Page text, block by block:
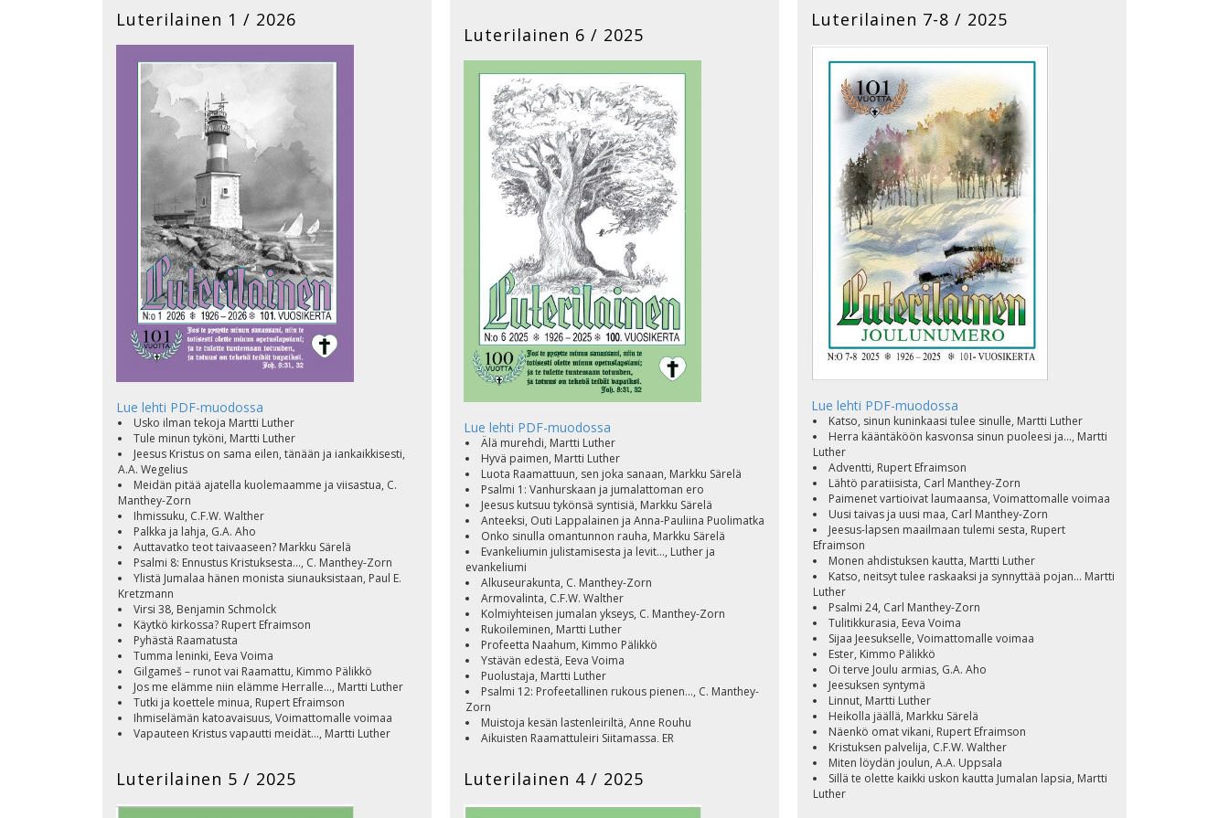
Kansi, Kalasaalis, Kimmo Pälikkö
Luterilainen 2026
Kansi, Korpit ruokkivat Eliaa, Kimmo Pälikkö
Luterilainen 2026
Kansi, profeetta Elia, Elisa ja tuliset vaunut, Kimmo
Luterilainen 1 / 2026
Lue lehti PDF-muodossa
Usko ilman tekoja Martti Luther
Tule minun tyköni, Martti Luther
Jeesus Kristus on sama eilen, tänään ja iankaikkisesti,
A.A. Wegelius
Meidän pitää ajatella kuolemaamme ja viisastua, C.
Manthey-Zorn
Ihmissuku, C.F.W. Walther
Palkka ja lahja, G.A. Aho
Auttavatko teot taivaaseen? Markku Särelä
Psalmi 8: Ennustus Kristuksesta..., C. Manthey-Zorn
Ylistä Jumalaa hänen monista siunauksistaan, Paul E.
Kretzmann
Virsi 38, Benjamin Schmolck
Käytkö kirkossa? Rupert Efraimson
Pyhästä Raamatusta
Tumma leninki, Eeva Voima
Gilgameš – runot vai Raamattu, Kimmo Pälikkö
Jos me elämme niin elämme Herralle..., Martti Luther
Tutki ja koettele minua, Rupert Efraimson
Ihmiselämän katoavaisuus, Voimattomalle voimaa
Vapauteen Kristus vapautti meidät..., Martti Luther
Kansi, Majakka, Kimmo Pälikkö
Luterilainen 2026
Luterilainen 7-8 / 2025
Lue lehti PDF-muodossa
Katso, sinun kuninkaasi tulee sinulle, Martti Luther
Herra kääntäköön kasvonsa sinun puoleesi ja..., Martti
Luther
Adventti, Rupert Efraimson
Lähtö paratiisista, Carl Manthey-Zorn
Paimenet vartioivat laumaansa, Voimattomalle voimaa
Uusi taivas ja uusi maa, Carl Manthey-Zorn
Jeesus-lapsen maailmaan tulemi sesta, Rupert
Efraimson
Monen ahdistuksen kautta, Martti Luther
Katso, neitsyt tulee raskaaksi ja synnyttää pojan... Martti
Luther
Psalmi 24, Carl Manthey-Zorn
Tulitikkurasia, Eeva Voima
Sijaa Jeesukselle, Voimattomalle voimaa
Ester, Kimmo Pälikkö
Oi terve Joulu armias, G.A. Aho
Jeesuksen syntymä
Linnut, Martti Luther
Heikolla jäällä, Markku Särelä
Näenkö omat vikani, Rupert Efraimson
Kristuksen palvelija, C.F.W. Walther
Miten löydän joulun, A.A. Uppsala
Sillä te olette kaikki uskon kautta Jumalan lapsia, Martti
Luther
Luterilainen 6 / 2025
Lue lehti PDF-muodossa
Älä murehdi, Martti Luther
Hyvä paimen, Martti Luther
Luota Raamattuun, sen joka sanaan, Markku Särelä
Psalmi 1: Vanhurskaan ja jumalattoman ero
Jeesus kutsuu tykönsä syntisiä, Markku Särelä
Anteeksi, Outi Lappalainen ja Anna-Pauliina Puolimatka
Onko sinulla omantunnon rauha, Markku Särelä
Evankeliumin julistamisesta ja levit..., Luther ja
evankeliumi
Alkuseurakunta, C. Manthey-Zorn
Armovalinta, C.F.W. Walther
Kolmiyhteisen jumalan ykseys, C. Manthey-Zorn
Rukoileminen, Martti Luther
Profeetta Naahum, Kimmo Pälikkö
Ystävän edestä, Eeva Voima
Puolustaja, Martti Luther
Psalmi 12: Profeetallinen rukous pienen..., C. Manthey-
Zorn
Muistoja kesän lastenleiriltä, Anne Rouhu
Aikuisten Raamattuleiri Siitamassa, ER
Ilmoituksia ja toimintatietoja
Kansi: Pesäpuu, Kimmo Pälikkö
Luterilainen 2025
Luterilainen 5 / 2025 Luterilainen 4 / 2025